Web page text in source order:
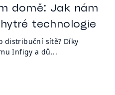
domě: Jak nám
technologie
distribuční sítě? Díky
Infigy a dů...